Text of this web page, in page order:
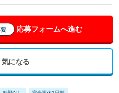
応募フォームへ進む
気になる